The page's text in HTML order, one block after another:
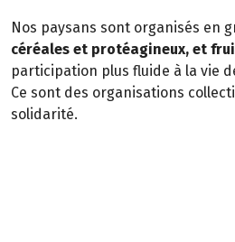
Nos paysans sont organisés en
céréales et protéagineux, et
participation plus fluide à la vie
Ce sont des organisations
solidarité.